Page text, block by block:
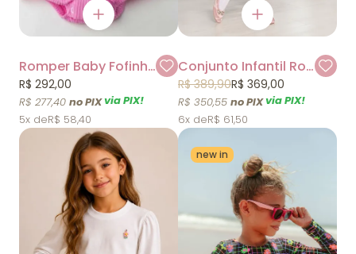
Romper Baby Fofinho Laíse Neon Um Mais Um
R$ 277,40 via PIX!
R$ 292,00
5x R$ 58,40
Conjunto Infantil Rosa com Saia de Tule e Blusa Canelada Luluzinha
R$ 350,55 via PIX!
R$ 389,90R$ 369,00
6x R$ 61,50
new in